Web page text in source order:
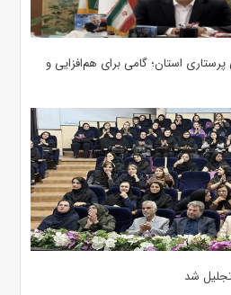
استان؛ گامی برای هم‌افزایی و
تجلیل شد